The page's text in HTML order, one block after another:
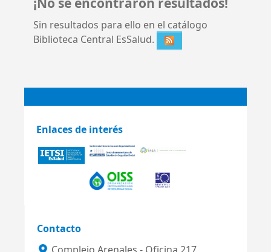
¡No se encontraron resultados!
Sin resultados para ello en el catálogo
Biblioteca Central EsSalud.
Enlaces de interés
Contacto